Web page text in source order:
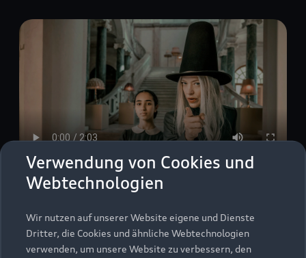
Veröffentlichungsdatum: 02.12.2025
Verwendung von Cookies und
Webtechnologien
Wir nutzen auf unserer Website eigene und Dienste
Dritter, die Cookies und ähnliche Webtechnologien
verwenden, um unsere Website zu verbessern, den